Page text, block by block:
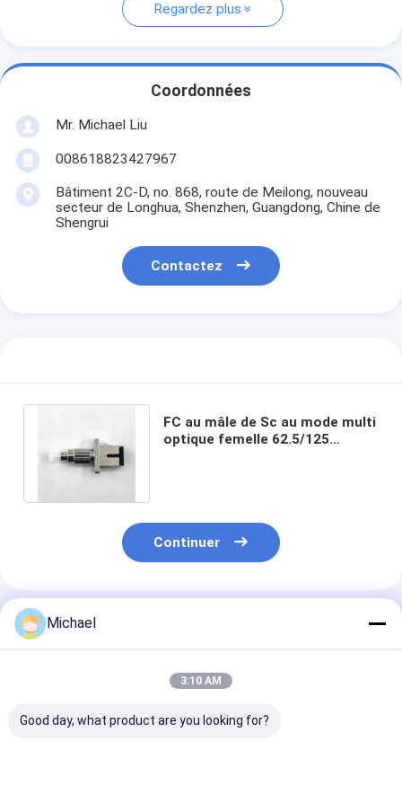
Regardez plus
Coordonnées
Mr. Michael Liu
008618823427967
Bâtiment 2C-D, no. 868, route de Meilong, nouveau
secteur de Longhua, Shenzhen, Guangdong, Chine de
Shengrui
Contactez
FC au mâle de Sc au mode multi
optique femelle 62.5/125
Continuer
Produits Recommandés
Michael
3:10 AM
Good day, what product are you looking for?